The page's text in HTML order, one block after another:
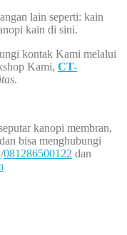
lain seperti: kain
kain di sini.
kontak Kami melalui
Kami, CT-
.
kanopi membran,
bisa menghubungi
/081286500122 dan